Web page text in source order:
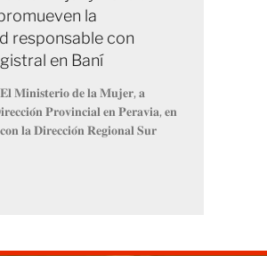
la
responsable con
en Baní
𝐌𝐢𝐧𝐢𝐬𝐭𝐞𝐫𝐢𝐨 𝐝𝐞 𝐥𝐚 𝐌𝐮𝐣𝐞𝐫, 𝐚
𝐏𝐫𝐨𝐯𝐢𝐧𝐜𝐢𝐚𝐥 𝐞𝐧 𝐏𝐞𝐫𝐚𝐯𝐢𝐚, 𝐞𝐧
𝐥𝐚 𝐃𝐢𝐫𝐞𝐜𝐜𝐢𝐨́𝐧 𝐑𝐞𝐠𝐢𝐨𝐧𝐚𝐥 𝐒𝐮𝐫